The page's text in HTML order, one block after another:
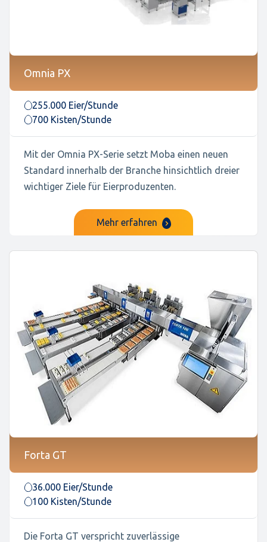
Omnia PX
255.000 Eier/Stunde
700 Kisten/Stunde
Mit der Omnia PX-Serie setzt Moba einen neuen
Standard innerhalb der Branche hinsichtlich dreier
wichtiger Ziele für Eierproduzenten.
Mehr erfahren
Forta GT
36.000 Eier/Stunde
100 Kisten/Stunde
Die Forta GT verspricht zuverlässige